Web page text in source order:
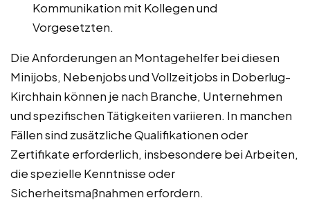
Kommunikation mit Kollegen und
Vorgesetzten.
Die Anforderungen an Montagehelfer bei diesen
Minijobs, Nebenjobs und Vollzeitjobs in Doberlug-
Kirchhain können je nach Branche, Unternehmen
und spezifischen Tätigkeiten variieren. In manchen
Fällen sind zusätzliche Qualifikationen oder
Zertifikate erforderlich, insbesondere bei Arbeiten,
die spezielle Kenntnisse oder
Sicherheitsmaßnahmen erfordern.